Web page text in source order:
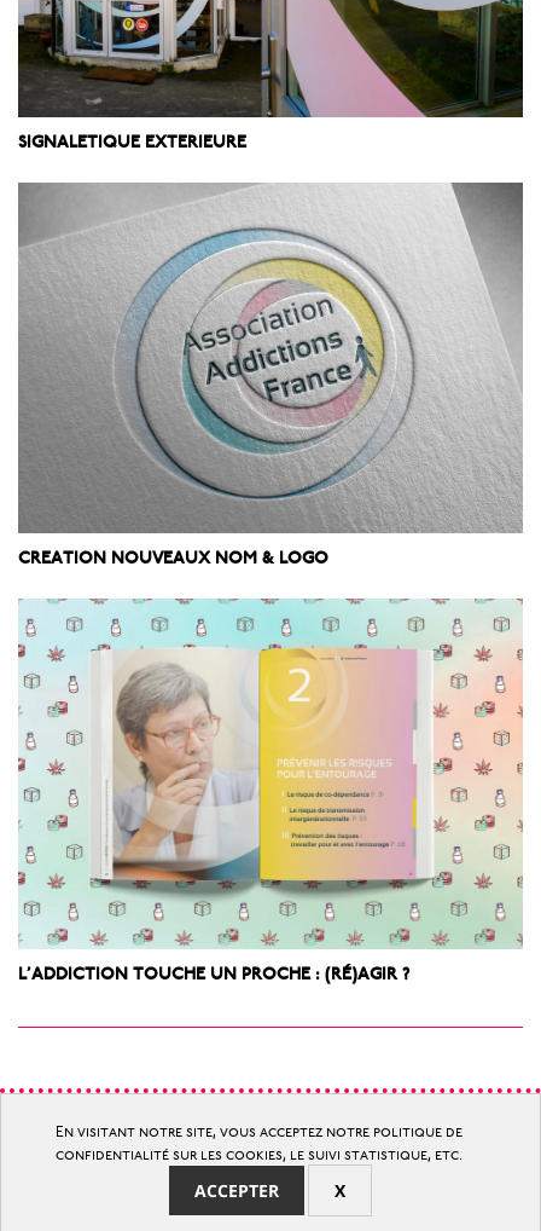
En visitant notre site, vous acceptez notre politique de
confidentialité sur les cookies, le suivi statistique, etc.
ACCEPTER X
SIGNALETIQUE EXTERIEURE
CREATION NOUVEAUX NOM & LOGO
L’ADDICTION TOUCHE UN PROCHE : (RÉ)AGIR ?
© communication d’utilité publique
et d’intérêt général
2015 > 2025 = 10 ans © mathilde bardel & cie